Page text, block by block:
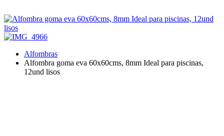
Alfombras
Alfombra goma eva 60x60cms, 8mm Ideal para piscinas,
12und lisos